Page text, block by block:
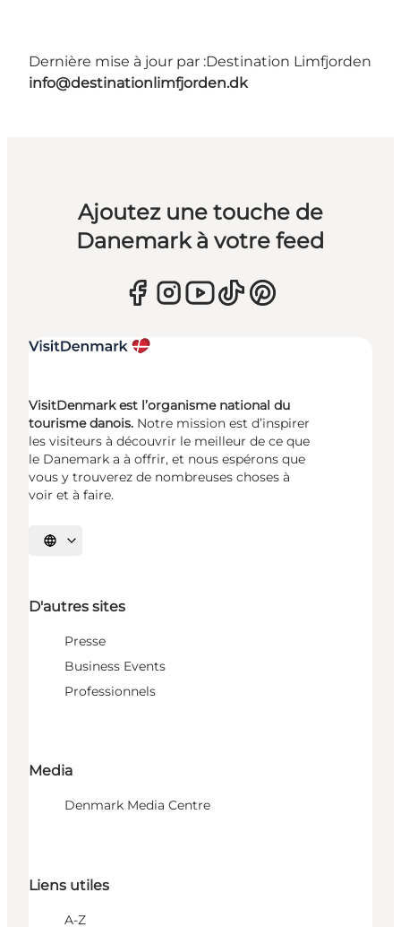
Dernière mise à jour par :Destination Limfjorden
info@destinationlimfjorden.dk
Ajoutez une touche de
Danemark à votre feed
VisitDenmark est l’organisme national du
tourisme danois. Notre mission est d’inspirer
les visiteurs à découvrir le meilleur de ce que
le Danemark a à offrir, et nous espérons que
vous y trouverez de nombreuses choses à
voir et à faire.
Choisissez la langue
D'autres sites
Presse
Business Events
Professionnels
Media
Denmark Media Centre
Liens utiles
A-Z